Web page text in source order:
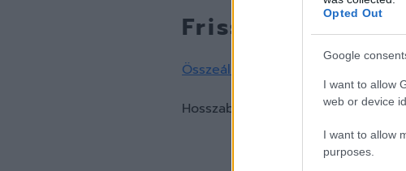
Opted Out
Google
I want to allow
web or device
I want to allow
purposes.
Frissítés:
Összeállt a Honvéd teljes szakmai
Hosszabbított a Honvéd